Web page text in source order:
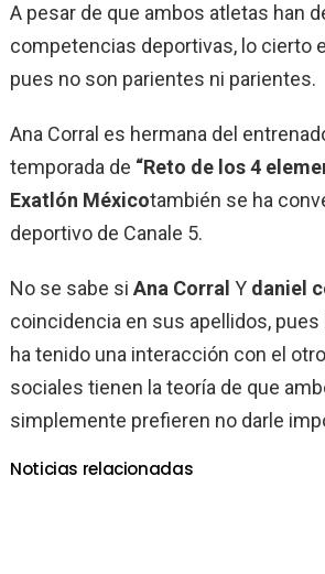
A pesar de que ambos atletas han
competencias deportivas, lo cierto
pues no son parientes ni parientes.
Ana Corral es hermana del
temporada de “Reto de los 4
Exatlón Méxicotambién se ha
deportivo de Canale 5.
No se sabe si Ana Corral Y daniel
coincidencia en sus apellidos,
ha tenido una interacción con el
sociales tienen la teoría de que
simplemente prefieren no darle
Noticias relacionadas